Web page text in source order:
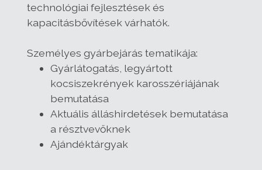
technológiai fejlesztések és
kapacitásbővítések várhatók.
Személyes gyárbejárás tematikája:
Gyárlátogatás, legyártott
kocsiszekrények karosszériájának
bemutatása
Aktuális álláshirdetések bemutatása
a résztvevőknek
Ajándéktárgyak